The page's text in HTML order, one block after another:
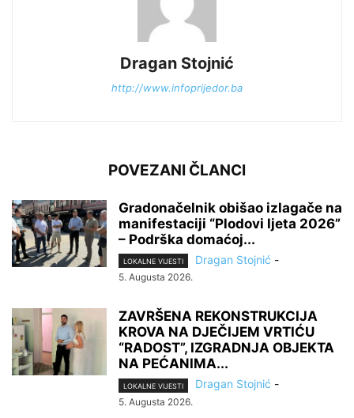
Dragan Stojnić
http://www.infoprijedor.ba
POVEZANI ČLANCI
Gradonačelnik obišao izlagače na
manifestaciji “Plodovi ljeta 2026”
– Podrška domaćoj...
LOKALNE VIJESTI Dragan Stojnić -
5. Augusta 2026.
ZAVRŠENA REKONSTRUKCIJA
KROVA NA DJEČIJEM VRTIĆU
“RADOST”, IZGRADNJA OBJEKTA
NA PEĆANIMA...
LOKALNE VIJESTI Dragan Stojnić -
5. Augusta 2026.